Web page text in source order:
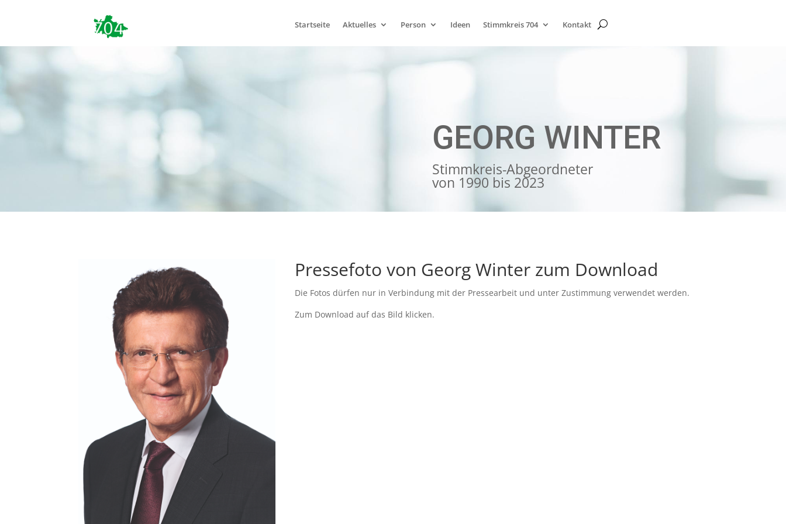
Startseite Aktuelles Person Ideen Stimmkreis 704 Kontakt
GEORG WINTER
Stimmkreis-Abgeordneter
von 1990 bis 2023
Pressefoto von Georg Winter zum Download
Die Fotos dürfen nur in Verbindung mit der Pressearbeit und unter Zustimmung verwendet werden.
Zum Download auf das Bild klicken.